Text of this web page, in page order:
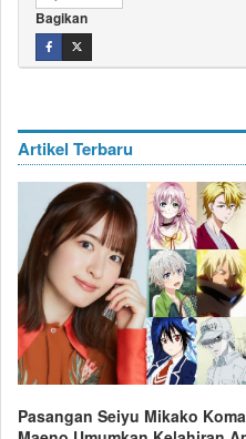
Bagikan
Artikel Terbaru
Pasangan Seiyu Mikako